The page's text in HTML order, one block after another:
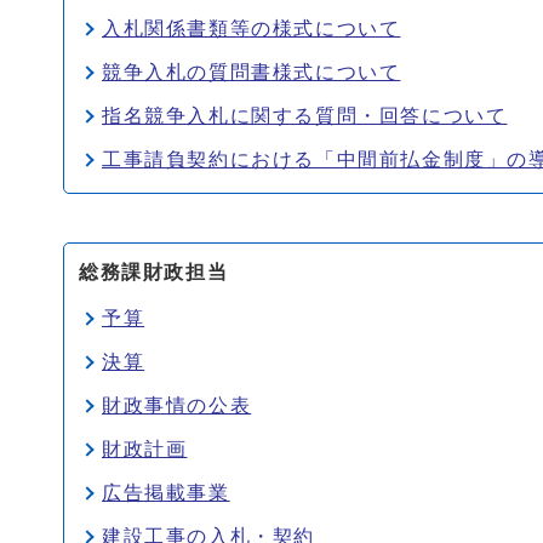
入札関係書類等の様式について
競争入札の質問書様式について
指名競争入札に関する質問・回答について
工事請負契約における「中間前払金制度」の
総務課財政担当
予算
決算
財政事情の公表
財政計画
広告掲載事業
建設工事の入札・契約